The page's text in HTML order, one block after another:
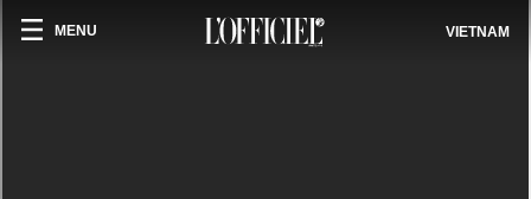
MENU VIETNAM